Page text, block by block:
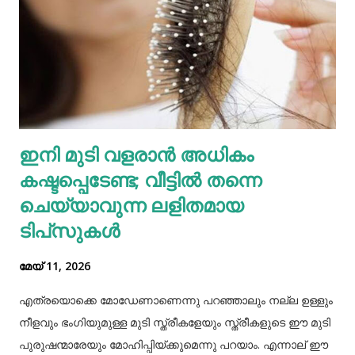
വെള്ളകടല... പ്രോട്ടീൻ, ഫോളേറ്റ് (വിറ്റാമിൻ ബി 9), ഇരുമ്പ്,
സിങ്ക്, നാരുകൾ എന്നിവയുടെ മികച്ച ഉറവിടമാണ്
വെള്ളക്കടല. നാരുകളും പ്രോട്ടീനുകളും
അടങ്ങിയിരിക്കുന്നതിനാൽ വെള്ളക്കടല പതിവായി
കഴിക്കുന്നത് ചില രോഗങ്ങൾ തടയാൻ സഹായിക്കുന്നു. റാഗി...
എല്ലാത്തരം തിനയും പോഷകസമൃദ്ധമാണെങ്കിലും, റാഗിക്ക്
ചില പ്രത്യേക ഗുണങ്ങളുണ്ട്. റാഗി ഗ്ലൂറ്റൻ രഹിതവും
പ്രോട്ടീനാൽ സമ്പുഷ്ടവുമാണ്. മറ്റ് തിനകളേക്കാൾ കൂടുതൽ
കാൽസ്യ...
ഇനി മുടി വളരാൻ അധികം
കഷ്ടപ്പെടേണ്ട; വീട്ടിൽ തന്നെ
ചെയ്യാവുന്ന ലളിതമായ
ടിപ്‌സുകൾ
മേയ് 11, 2026
എത്രയൊക്കെ മോഡേണാണെന്നു പറഞ്ഞാലും നല്ല ഉള്ളും
നീളവും ഭംഗിയുമുള്ള മുടി സ്ത്രീകളേയും സ്ത്രീകളുടെ ഈ മുടി
പുരുഷന്മാരേയും മോഹിപ്പിയ്ക്കുമെന്നു പറയാം. എന്നാല് ഈ